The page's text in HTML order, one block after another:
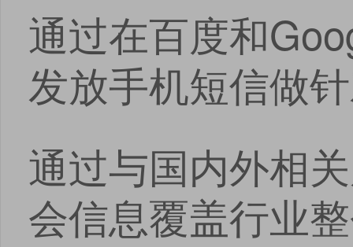
通过在百度和
发放手机短信做
通过与国内外相
会信息覆盖行业